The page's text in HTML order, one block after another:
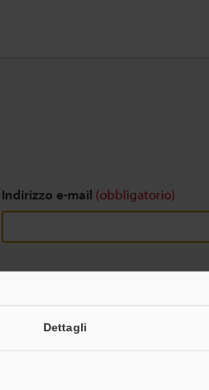
Dettagli
Indirizzo e-mail (obbligatorio)